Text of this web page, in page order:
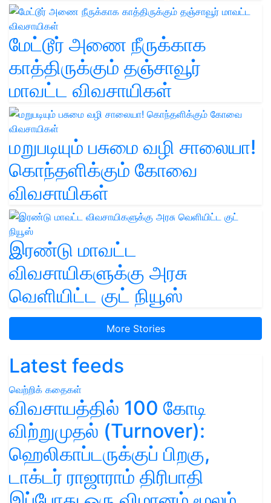
மேட்டூர் அணை நீருக்காக
காத்திருக்கும் தஞ்சாவூர்
மாவட்ட விவசாயிகள்
மறுபடியும் பசுமை வழி சாலையா!
கொந்தளிக்கும் கோவை
விவசாயிகள்
இரண்டு மாவட்ட
விவசாயிகளுக்கு அரசு
வெளியிட்ட குட் நியூஸ்
More Stories
Latest feeds
வெற்றிக் கதைகள்
விவசாயத்தில் 100 கோடி
விற்றுமுதல் (Turnover):
ஹெலிகாப்டருக்குப் பிறகு,
டாக்டர் ராஜாராம் திரிபாதி